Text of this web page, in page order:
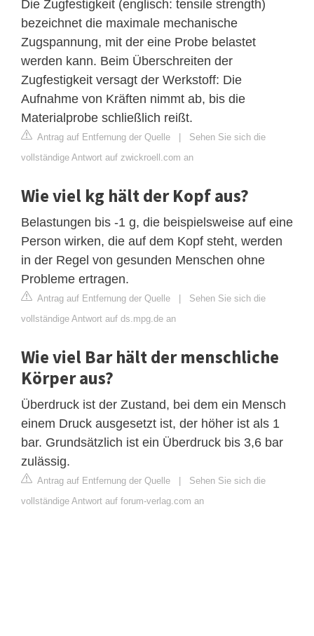
Die Zugfestigkeit (englisch: tensile strength)
bezeichnet die maximale mechanische
Zugspannung, mit der eine Probe belastet
werden kann. Beim Überschreiten der
Zugfestigkeit versagt der Werkstoff: Die
Aufnahme von Kräften nimmt ab, bis die
Materialprobe schließlich reißt.
Antrag auf Entfernung der Quelle | Sehen Sie sich die
vollständige Antwort auf zwickroell.com an
Wie viel kg hält der Kopf aus?
Belastungen bis -1 g, die beispielsweise auf eine
Person wirken, die auf dem Kopf steht, werden
in der Regel von gesunden Menschen ohne
Probleme ertragen.
Antrag auf Entfernung der Quelle | Sehen Sie sich die
vollständige Antwort auf ds.mpg.de an
Wie viel Bar hält der menschliche
Körper aus?
Überdruck ist der Zustand, bei dem ein Mensch
einem Druck ausgesetzt ist, der höher ist als 1
bar. Grundsätzlich ist ein Überdruck bis 3,6 bar
zulässig.
Antrag auf Entfernung der Quelle | Sehen Sie sich die
vollständige Antwort auf forum-verlag.com an